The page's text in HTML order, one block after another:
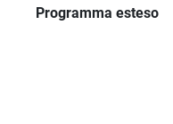
Programma esteso